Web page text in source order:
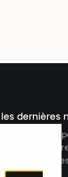
dernières
Laced
et
sur